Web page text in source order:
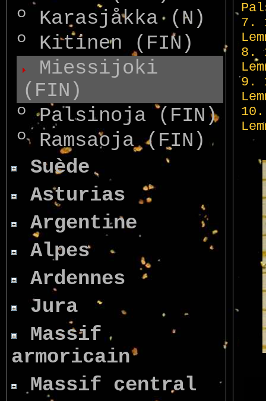
º Karasjåkka (N)
º Kitinen (FIN)
Miessijoki
(FIN)
º Palsinoja (FIN)
ºRamsaoja (FIN)
Suède
Asturias
Argentine
Alpes
Ardennes
Jura
Massif
armoricain
Massif central